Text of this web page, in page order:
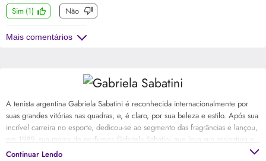
Sim (1) Não
Mais comentários
A tenista argentina Gabriela Sabatini é reconhecida internacionalmente por
suas grandes vitórias nas quadras, e, é claro, por sua beleza e estilo. Após sua
incrível carreira no esporte, dedicou-se ao segmento das fragrâncias e lançou,
em 1989, sua marca de perfumes Gabriela Sabatini que leva sua assinatura e
é sucesso de vendas até hoje em todo o mundo.
Continuar Lendo